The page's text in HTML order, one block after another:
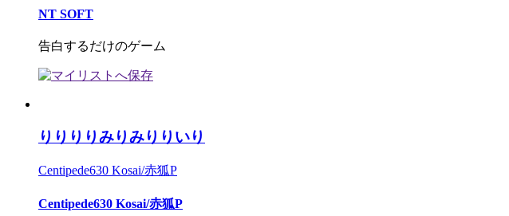
NT SOFT
告白するだけのゲーム
りりりりみりみりりいり
Centipede630 Kosai/赤狐P
Centipede630 Kosai/赤狐P